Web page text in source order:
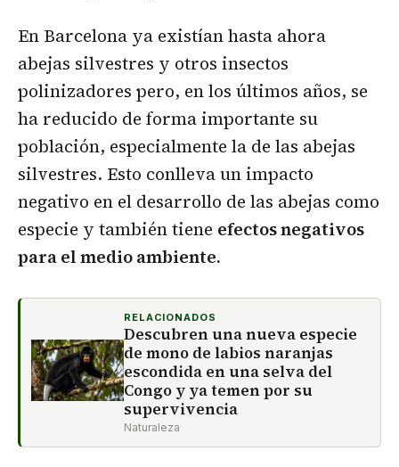
En Barcelona ya existían hasta ahora
abejas silvestres y otros insectos
polinizadores pero, en los últimos años, se
ha reducido de forma importante su
población, especialmente la de las abejas
silvestres. Esto conlleva un impacto
negativo en el desarrollo de las abejas como
especie y también tiene efectos negativos
para el medio ambiente.
RELACIONADOS
Descubren una nueva especie
de mono de labios naranjas
escondida en una selva del
Congo y ya temen por su
supervivencia
Naturaleza